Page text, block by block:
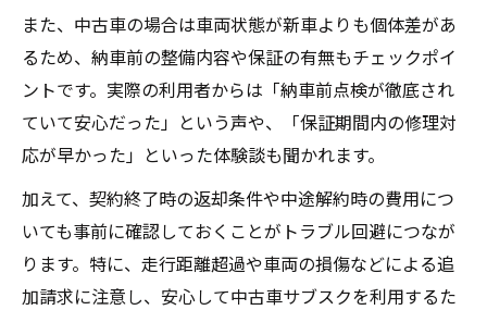
また、中古車の場合は車両状態が新車よりも個体差があ
るため、納車前の整備内容や保証の有無もチェックポイ
ントです。実際の利用者からは「納車前点検が徹底され
ていて安心だった」という声や、「保証期間内の修理対
応が早かった」といった体験談も聞かれます。
加えて、契約終了時の返却条件や中途解約時の費用につ
いても事前に確認しておくことがトラブル回避につなが
ります。特に、走行距離超過や車両の損傷などによる追
加請求に注意し、安心して中古車サブスクを利用するた